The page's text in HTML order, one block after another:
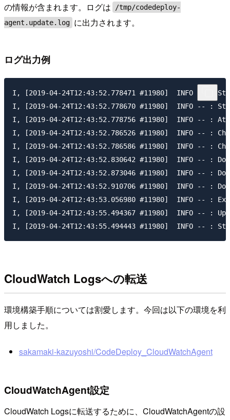
の情報が含まれます。ログは
/tmp/codedeploy-
agent.update.log に出力されます。
ログ出力例
I, [2019-04-24T12:43:52.778471 #11980]  INFO -- :
I, [2019-04-24T12:43:52.778670 #11980]  INFO -- :
I, [2019-04-24T12:43:52.778756 #11980]  INFO -- :
I, [2019-04-24T12:43:52.786526 #11980]  INFO -- :
I, [2019-04-24T12:43:52.786586 #11980]  INFO -- :
I, [2019-04-24T12:43:52.830642 #11980]  INFO -- :
I, [2019-04-24T12:43:52.873046 #11980]  INFO -- :
I, [2019-04-24T12:43:52.910706 #11980]  INFO -- :
I, [2019-04-24T12:43:53.056980 #11980]  INFO -- :
I, [2019-04-24T12:43:55.494367 #11980]  INFO -- :
CloudWatch Logsへの転送
環境構築手順については割愛します。今回は以下の環境を利
用しました。
sakamaki-kazuyoshi/CodeDeploy_CloudWatchAgent
CloudWatchAgent設定
CloudWatch Logsに転送するために、CloudWatchAgentの設